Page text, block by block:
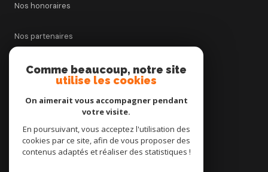
Nos honoraires
Nos partenaires
Mentions légales
Admin
Politique RGPD
Cookies
Comme beaucoup, notre site
utilise les cookies
On aimerait vous accompagner pendant
votre visite.
En poursuivant, vous acceptez l'utilisation des
cookies par ce site, afin de vous proposer des
contenus adaptés et réaliser des statistiques !